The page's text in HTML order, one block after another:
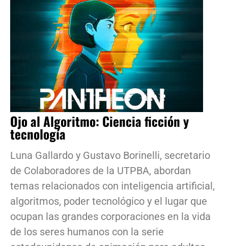
Ojo al Algoritmo: Ciencia ficción y
tecnología
Luna Gallardo y Gustavo Borinelli, secretario
de Colaboradores de la UTPBA, abordan
temas relacionados con inteligencia artificial,
algoritmos, poder tecnológico y el lugar que
ocupan las grandes corporaciones en la vida
de los seres humanos con la serie